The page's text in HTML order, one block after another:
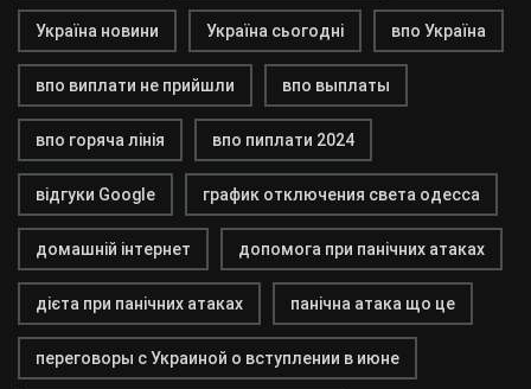
Україна новини Україна сьогодні впо Україна
впо виплати не прийшли впо выплаты
впо горяча лінія впо пиплати 2024
відгуки Google график отключения света одесса
домашній інтернет допомога при панічних атаках
дієта при панічних атаках панічна атака що це
переговоры с Украиной о вступлении в июне